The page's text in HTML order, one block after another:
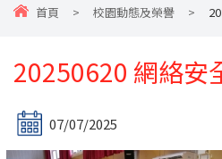
首頁 > 校園動態及榮譽 >
20250620 網絡安
07/07/2025